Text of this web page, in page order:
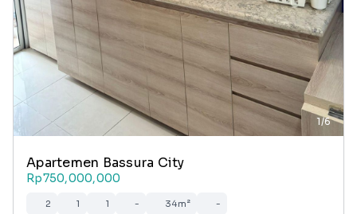
1/6
Apartemen Bassura City
Rp750,000,000
2 1 1 - 34m² -